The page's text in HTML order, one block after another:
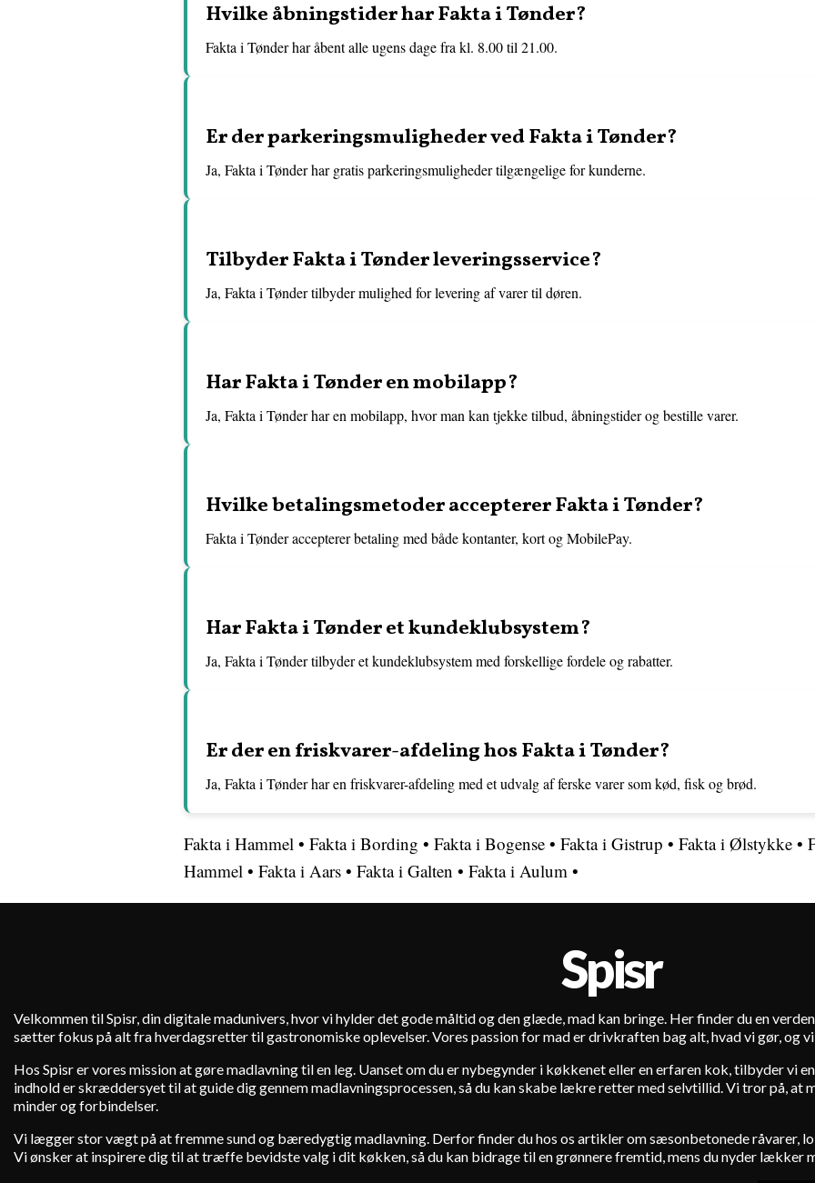
Hvilke åbningstider har Fakta i Tønder?
Fakta i Tønder har åbent alle ugens dage fra kl. 8.00 til 21.00.
Er der parkeringsmuligheder ved Fakta i Tønder?
Ja, Fakta i Tønder har gratis parkeringsmuligheder tilgængelige for kunderne.
Tilbyder Fakta i Tønder leveringsservice?
Ja, Fakta i Tønder tilbyder mulighed for levering af varer til døren.
Har Fakta i Tønder en mobilapp?
Ja, Fakta i Tønder har en mobilapp, hvor man kan tjekke tilbud, åbningstider og bestille varer.
Hvilke betalingsmetoder accepterer Fakta i Tønder?
Fakta i Tønder accepterer betaling med både kontanter, kort og MobilePay.
Har Fakta i Tønder et kundeklubsystem?
Ja, Fakta i Tønder tilbyder et kundeklubsystem med forskellige fordele og rabatter.
Er der en friskvarer-afdeling hos Fakta i Tønder?
Ja, Fakta i Tønder har en friskvarer-afdeling med et udvalg af ferske varer som kød, fisk og brød.
Fakta i Hammel • Fakta i Bording • Fakta i Bogense • Fakta i Gistrup • Fakta i Ølstykke •
Hammel • Fakta i Aars • Fakta i Galten • Fakta i Aulum •
Spisr
Velkommen til Spisr, din digitale madunivers, hvor vi hylder det gode måltid og den glæde, mad kan bringe. Her finder du en
sætter fokus på alt fra hverdagsretter til gastronomiske oplevelser. Vores passion for mad er drivkraften bag alt, hvad vi gør, og
Hos Spisr er vores mission at gøre madlavning til en leg. Uanset om du er nybegynder i køkkenet eller en erfaren kok, tilbyder vi
indhold er skræddersyet til at guide dig gennem madlavningsprocessen, så du kan skabe lækre retter med selvtillid. Vi tror på, at
minder og forbindelser.
Vi lægger stor vægt på at fremme sund og bæredygtig madlavning. Derfor finder du hos os artikler om sæsonbetonede råvarer,
Vi ønsker at inspirere dig til at træffe bevidste valg i dit køkken, så du kan bidrage til en grønnere fremtid, mens du nyder lækker